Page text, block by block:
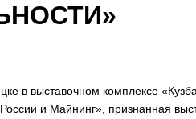
в выставочном комплексе
и Майнинг», признанная